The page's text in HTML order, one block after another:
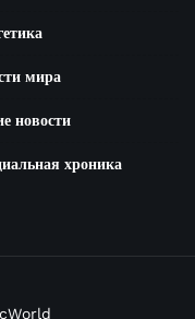
мира
новости
хроника